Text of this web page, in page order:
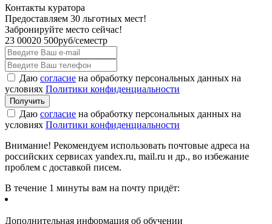
Контакты куратора
Предоставляем 30 льготных мест!
Забронируйте место сейчас!
23 00020 500руб/семестр
Даю согласие на обработку персональных данных на
условиях Политики конфиденциальности
Даю согласие на обработку персональных данных на
условиях Политики конфиденциальности
Внимание! Рекомендуем использовать почтовые адреса на
российских сервисах yandex.ru, mail.ru и др., во избежание
проблем с доставкой писем.
В течение 1 минуты вам на почту придёт:
Дополнительная информация об обучении